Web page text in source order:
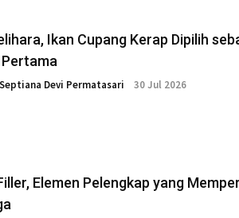
Ikan Cupang Kerap Dipilih
Septiana Devi Permatasari 30 Jul 2026
Elemen Pelengkap yang